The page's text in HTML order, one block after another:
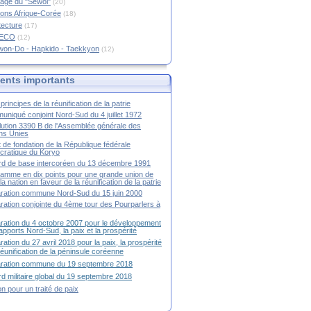
(20)
Afrique-Corée (18)
(17)
(12)
Do - Hapkido - Taekkyon (12)
importants
de la réunification de la patrie
conjoint Nord-Sud du 4 juillet 1972
3390 B de l'Assemblée générale des
Unies
de fondation de la République fédérale
du Koryo
de base intercoréen du 13 décembre 1991
en dix points pour une grande union de
nation en faveur de la réunification de la patrie
commune Nord-Sud du 15 juin 2000
conjointe du 4ème tour des Pourparlers à
du 4 octobre 2007 pour le développement
Nord-Sud, la paix et la prospérité
du 27 avril 2018 pour la paix, la prospérité
de la péninsule coréenne
commune du 19 septembre 2018
militaire global du 19 septembre 2018
pour un traité de paix